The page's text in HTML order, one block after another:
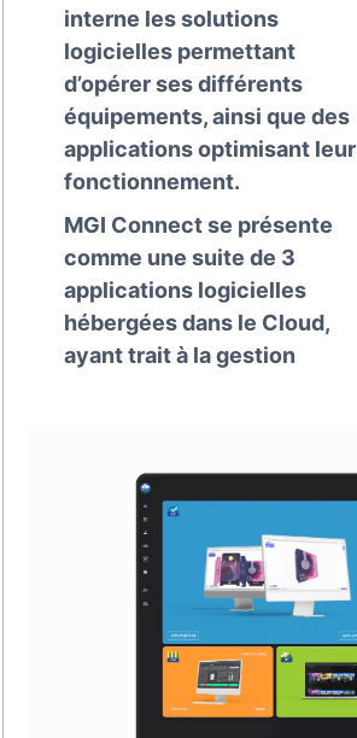
interne les solutions
logicielles permettant
d’opérer ses différents
équipements, ainsi que des
applications optimisant leur
fonctionnement.
MGI Connect se présente
comme une suite de 3
applications logicielles
hébergées dans le Cloud,
ayant trait à la gestion